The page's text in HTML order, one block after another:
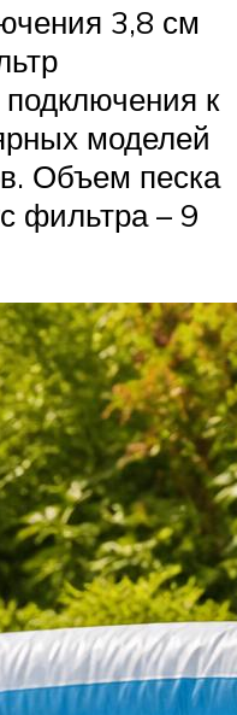
3,8 см
к
моделей
Объем песка
фильтра – 9